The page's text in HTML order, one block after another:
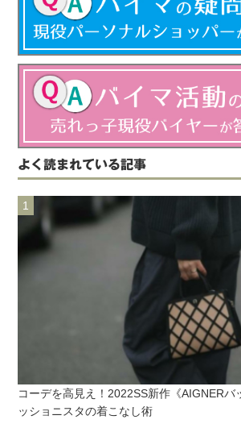
よく読まれている記事
コーデを高見え！2022SS新作《AIGNERバ
ッショニスタの着こなし術